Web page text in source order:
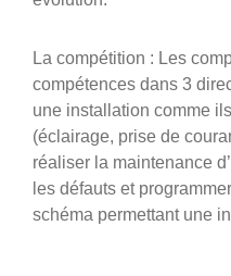
La compétition : Les
compétences dans 3
une installation comme
(éclairage, prise de
réaliser la maintenance
les défauts et
schéma permettant une